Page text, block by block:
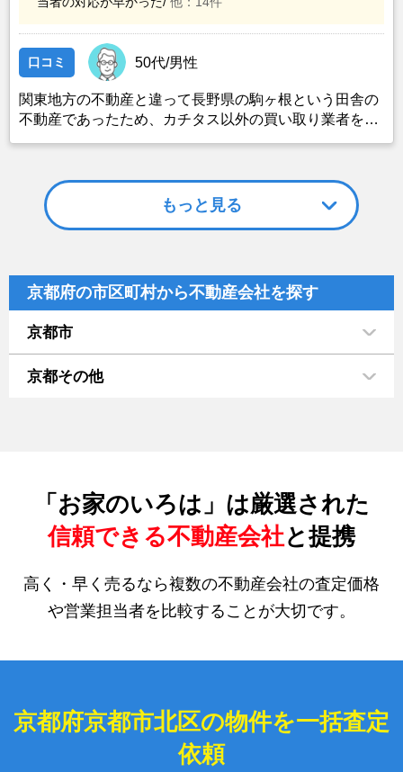
口コミ 50代/男性
関東地方の不動産と違って長野県の駒ヶ根という田舎の
不動産であったため、カチタス以外の買い取り業者をみ
も空き家の状態で不動産を残しておけないと考えて売却
を決めた。
もっと見る
京都府の市区町村から不動産会社を探す
京都市
京都その他
「お家のいろは」は厳選された
信頼できる不動産会社と提携
高く・早く売るなら複数の不動産会社の査定価格
や営業担当者を比較することが大切です。
京都府京都市北区の物件を一括査定
依頼